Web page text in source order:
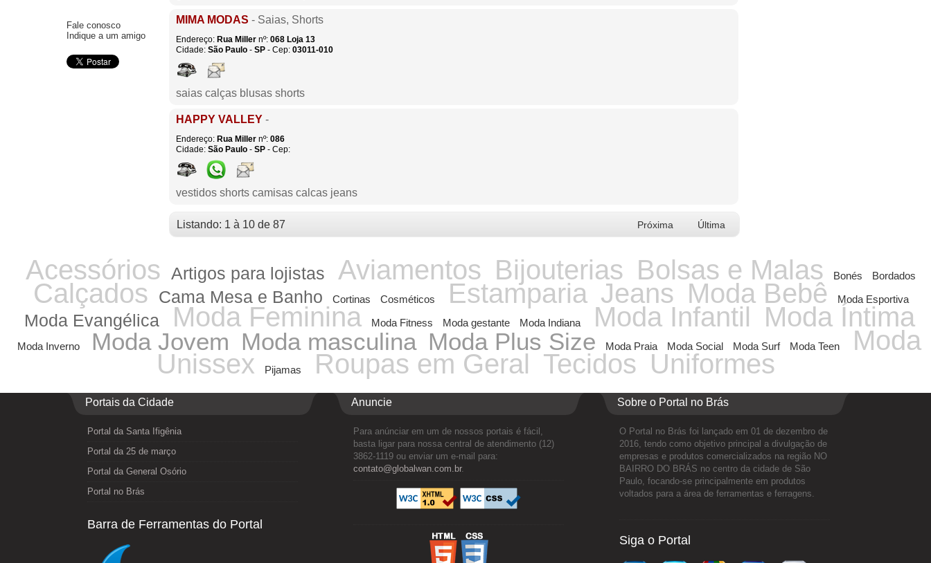
Fale conosco
Indique a um amigo
MIMA MODAS - Saias, Shorts
Endereço: Rua Miller nº: 068 Loja 13
Cidade: São Paulo - SP - Cep: 03011-010
saias calças blusas shorts
HAPPY VALLEY -
Endereço: Rua Miller nº: 086
Cidade: São Paulo - SP - Cep:
vestidos shorts camisas calcas jeans
Listando: 1 à 10 de 87 Próxima Última
Acessórios Artigos para lojistas Aviamentos Bijouterias Bolsas e Malas Bonés Bordados
Calçados Cama Mesa e Banho Cortinas Cosméticos Estamparia Jeans Moda Bebê Moda Esportiva
Moda Evangélica Moda Feminina Moda Fitness Moda gestante Moda Indiana Moda Infantil Moda Íntima
Moda Inverno Moda Jovem Moda masculina Moda Plus Size Moda Praia Moda Social Moda Surf Moda Teen Moda
Unissex Pijamas Roupas em Geral Tecidos Uniformes
Portais da Cidade
Portal da Santa Ifigênia
Portal da 25 de março
Portal da General Osório
Portal no Brás
Barra de Ferramentas do Portal
Anuncie
Para anúnciar em um de nossos portais é fácil,
basta ligar para nossa central de atendimento (12)
3862-1119 ou enviar um e-mail para:
contato@globalwan.com.br.
Sobre o Portal no Brás
O Portal no Brás foi lançado em 01 de dezembro de
2016, tendo como objetivo principal a divulgação de
empresas e produtos comercializados na região NO
BAIRRO DO BRÁS no centro da cidade de São
Paulo, focando-se principalmente em produtos
voltados para a área de ferramentas e ferragens.
Siga o Portal